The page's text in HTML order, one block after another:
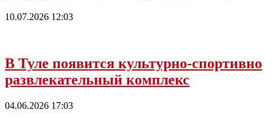
10.07.2026 12:03
В Туле появится культурно-спортивно
развлекательный комплекс
04.06.2026 17:03